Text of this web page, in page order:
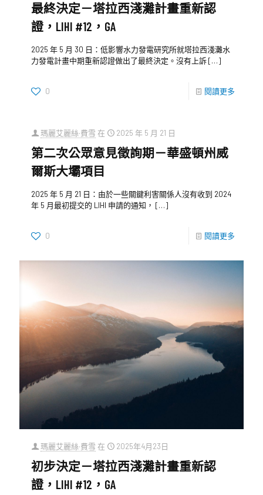
最終決定－塔拉西淺灘計畫重新認
證，LIHI #12，GA
2025 年 5 月 30 日：低影響水力發電研究所就塔拉西淺灘水
力發電計畫中期重新認證做出了最終決定。沒有上訴[…]
0 閱讀更多
瑪麗艾麗絲·費雪 在 2025 年 5 月 21 日
第二次公眾意見徵詢期－華盛頓州威
爾斯大壩項目
2025 年 5 月 21 日：由於一些關鍵利害關係人沒有收到 2024
年 5 月最初提交的 LIHI 申請的通知， […]
0 閱讀更多
瑪麗艾麗絲·費雪 在 2025年4月23日
初步決定－塔拉西淺灘計畫重新認
證，LIHI #12，GA